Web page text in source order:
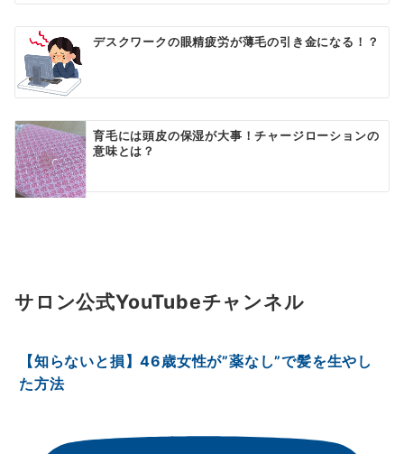
デスクワークの眼精疲労が薄毛の引き金になる！？
育毛には頭皮の保湿が大事！チャージローションの
意味とは？
サロン公式YouTubeチャンネル
【知らないと損】46歳女性が”薬なし”で髪を生やし
た方法